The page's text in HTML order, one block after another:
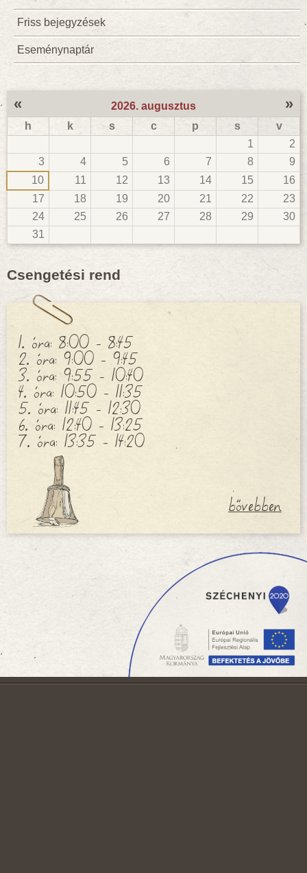
Friss bejegyzések
Eseménynaptár
2026. augusztus
« »
h k s c p s
v
1
2
3
4 5 6 7 8
9
10
11 12 13 14 15
16
17
18 19 20 21 22
23
24
25 26 27 28 29
30
31
Csengetési rend
1. óra: 8:00 - 8:45
2. óra: 9:00 - 9:45
3. óra: 9:55 - 10:40
4. óra: 10:50 - 11:35
5. óra: 11:45 - 12:30
6. óra: 12:40 - 13:25
7. óra: 13:35 - 14:20
bővebben